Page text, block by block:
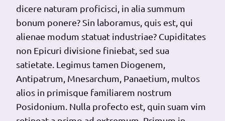
dicere naturam proficisci, in alia summum
bonum ponere? Sin laboramus, quis est, qui
alienae modum statuat industriae? Cupiditates
non Epicuri divisione finiebat, sed sua
satietate. Legimus tamen Diogenem,
Antipatrum, Mnesarchum, Panaetium, multos
alios in primisque familiarem nostrum
Posidonium. Nulla profecto est, quin suam vim